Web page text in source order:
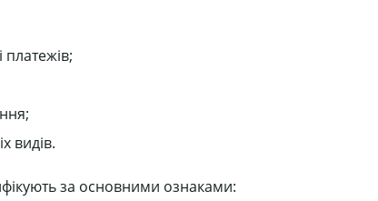
видів.
за основними ознаками: